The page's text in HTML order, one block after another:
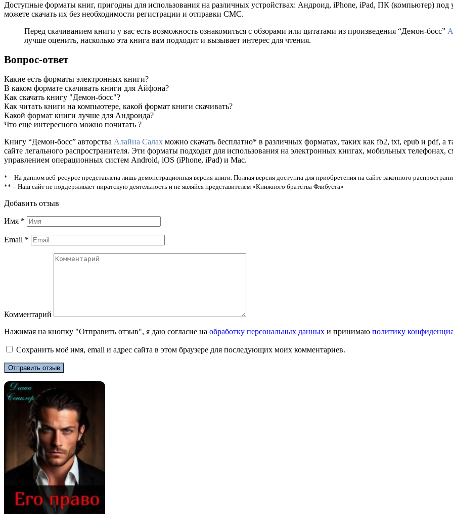
Доступные форматы книг, пригодны для использования на различных устройствах: Андроид, iPhone, iPad, ПК (компьютер)
можете скачать их без необходимости регистрации и отправки СМС.
Перед скачиванием книги у вас есть возможность ознакомиться с обзорами или цитатами из произведения “Демон-босс”
лучше оценить, насколько эта книга вам подходит и вызывает интерес для чтения.
Вопрос-ответ
Какие есть форматы электронных книги?
В каком формате скачивать книги для Айфона?
Как скачать книгу "Демон-босс"?
Как читать книги на компьютере, какой формат книги скачивать?
Какой формат книги лучше для Андроида?
Что еще интересного можно почитать ?
Книгу “Демон-босс” авторства Алайна Салах можно скачать бесплатно* в различных форматах, таких как fb2, txt, epub и pdf,
сайте легального распространителя. Эти форматы подходят для использования на электронных книгах, мобильных
управлением операционных систем Android, iOS (iPhone, iPad) и Mac.
* – На данном веб-ресурсе представлена лишь демонстрационная версия книги. Полная версия доступна для приобретения на сайте законного
** – Наш сайт не поддерживает пиратскую деятельность и не являйся представителем «Книжного братства Флибуста»
Добавить отзыв
Имя *
Email *
Комментарий
Нажимая на кнопку "Отправить отзыв", я даю согласие на обработку персональных данных и принимаю политику
Сохранить моё имя, email и адрес сайта в этом браузере для последующих моих комментариев.